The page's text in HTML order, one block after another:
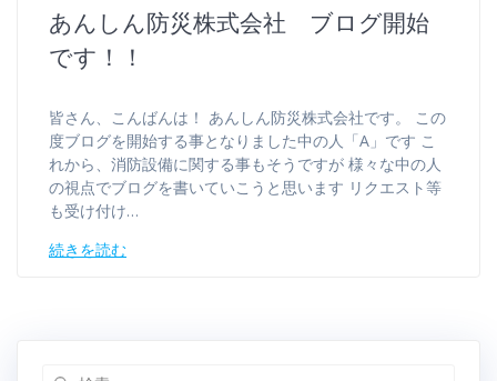
あんしん防災株式会社 ブログ開始
です！！
皆さん、こんばんは！ あんしん防災株式会社です。 この
度ブログを開始する事となりました中の人「A」です こ
れから、消防設備に関する事もそうですが 様々な中の人
の視点でブログを書いていこうと思います リクエスト等
も受け付け…
続きを読む